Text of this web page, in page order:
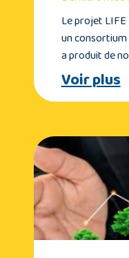
Le projet
un consortium
a produit de
Voir plus